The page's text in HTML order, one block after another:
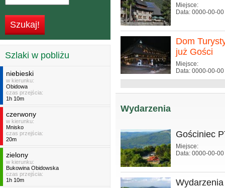
Szlaki w pobliżu
niebieski
w kierunku:
Obidowa
czas przejścia:
1h 10m
czerwony
w kierunku:
Mnisko
czas przejścia:
20m
zielony
w kierunku:
Bukowina Obidowska
czas przejścia:
1h 10m
Miejsce:
Data: 0000-00-00
Dom
już Gości
Miejsce:
Data: 0000-00-00
Wydarzenia
Gościniec
Miejsce:
Data: 0000-00-00